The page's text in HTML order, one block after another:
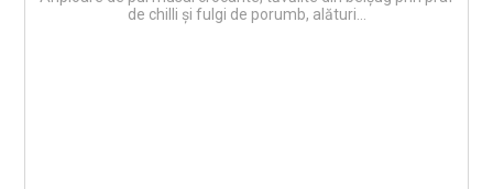
de chilli și fulgi de porumb, alături...